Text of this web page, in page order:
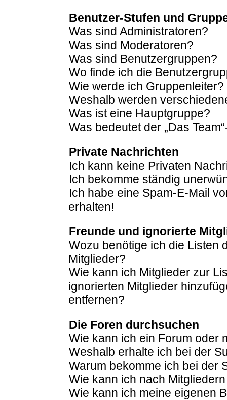
Benutzer-Stufen und
Was sind Administratoren?
Was sind Moderatoren?
Was sind Benutzergruppen?
Wo finde ich die
Wie werde ich Gruppenleiter?
Weshalb werden
Was ist eine Hauptgruppe?
Was bedeutet der „Das
Private Nachrichten
Ich kann keine Privaten
Ich bekomme ständig
Ich habe eine Spam-E-Mail
erhalten!
Freunde und ignorierte
Wozu benötige ich die Listen
Mitglieder?
Wie kann ich Mitglieder zur
ignorierten Mitglieder
entfernen?
Die Foren durchsuchen
Wie kann ich ein Forum oder
Weshalb erhalte ich bei der
Warum bekomme ich bei der
Wie kann ich nach
Wie kann ich meine eigenen